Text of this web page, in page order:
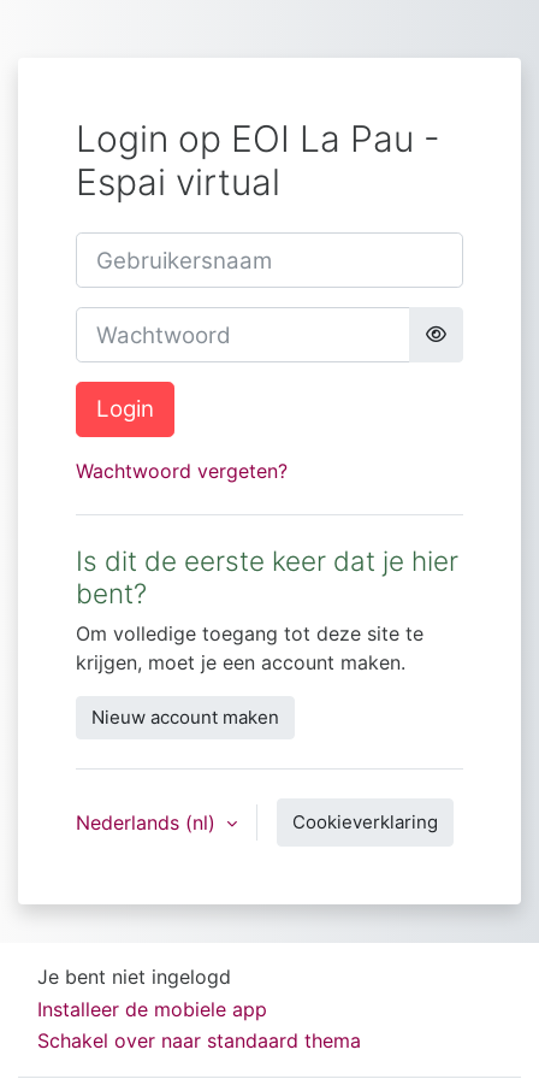
Login op EOI La Pau -
Espai virtual
Gebruikersnaam
Wachtwoord
Login
Wachtwoord vergeten?
Is dit de eerste keer dat je hier
bent?
Om volledige toegang tot deze site te
krijgen, moet je een account maken.
Nieuw account maken
Nederlands ‎(nl)‎ Cookieverklaring
Je bent niet ingelogd
Installeer de mobiele app
Schakel over naar standaard thema